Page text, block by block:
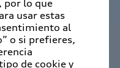
por lo que
usar estas
al
o si prefieres,
de cookie y